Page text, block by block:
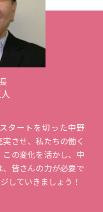
タートを切った中野
させ、私たちの働く
の変化を活かし、中
皆さんの力が必要で
していきましょう！